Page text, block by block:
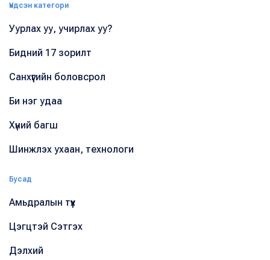
Үндсэн категори
Уурлах уу, учирлах уу?
Бидний 17 зорилт
Санхүүгийн боловсрол
Би нэг удаа
Хүний багш
Шинжлэх ухаан, технологи
Бусад
Амьдралын түүх
Цэгцтэй Сэтгэх
Дэлхий